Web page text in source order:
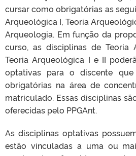
cursar como obrigatórias as
Arqueológica I, Teoria
Arqueologia. Em função da
curso, as disciplinas de
TeoriaArqueológica I e II
optativas para o discente
obrigatórias na área de
matriculado. Essas disciplinas
oferecidas pelo PPGAnt.
As disciplinas optativas
estão vinculadas a uma ou